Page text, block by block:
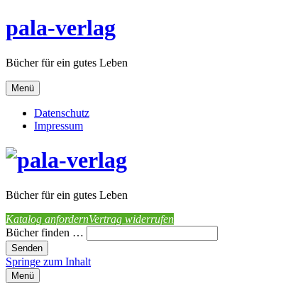
pala-verlag
Bücher für ein gutes Leben
Menü
Datenschutz
Impressum
Bücher für ein gutes Leben
Katalog anfordernVertrag widerrufen
Bücher finden …
Springe zum Inhalt
Menü